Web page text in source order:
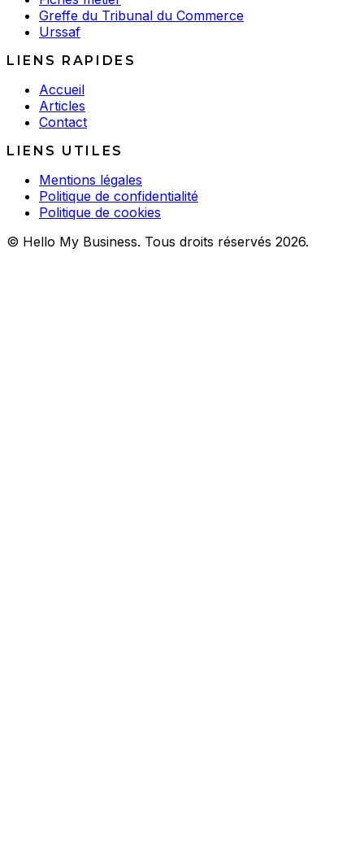
Greffe du Tribunal du Commerce
Urssaf
LIENS RAPIDES
Accueil
Articles
Contact
LIENS UTILES
Mentions légales
Politique de confidentialité
Politique de cookies
© Hello My Business. Tous droits réservés 2026.